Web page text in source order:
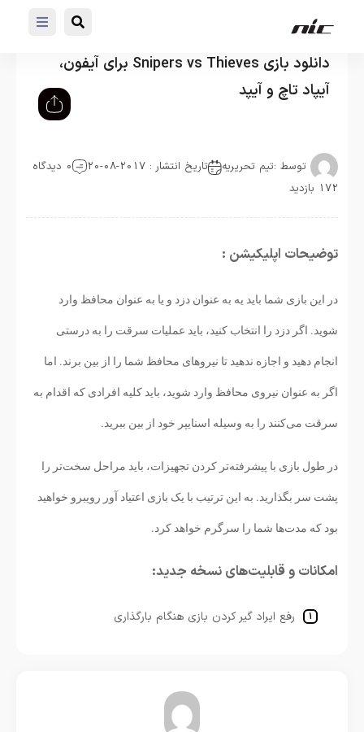
دانلود بازی Snipers vs Thieves برای آیفون،
آیپاد تاچ و آیپد
توسط :تیم تحریریه تاریخ انتشار : 2017-08-20
0 دیدگاه
172 بازدید
توضیحات اپلیکیشن :
​در این بازی شما باید یه به عنوان دزد و یا به عنوان محافظ وارد
شوید. اگر دزد را انتخاب کنید، باید عملیات سرقت را به درستی
انجام دهید و اجازه ندهید تا نیرو‌های محافظ شما را از بین برند. اما
اگر به عنوان نیروی محافظ وارد شوید، باید کلیه افرادی که اقدام به
سرقت می‌کنند را به وسیله اسنایپر خود از بین ببرید.
در طول بازی با پیشرفته‌تر کردن تجهیزات، باید مراحل سخت‌تر را
پشت سر بگذارید. به این ترتیب با یک بازی اعتیاد آور رویبرو خواهید
بود که مدت‌ها شما را سرگرم خواهد کرد.
امکانات و قابلیت‌های نسخه جدید:
رفع ایراد گیر کردن بازی هنگام بارگذاری